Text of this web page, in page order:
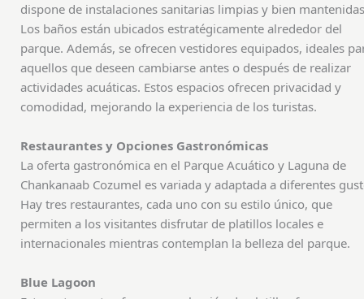
dispone de instalaciones sanitarias limpias y bien
Los baños están ubicados estratégicamente alrededor del
parque. Además, se ofrecen vestidores equipados, ideales
aquellos que deseen cambiarse antes o después de realizar
actividades acuáticas. Estos espacios ofrecen privacidad y
comodidad, mejorando la experiencia de los turistas.
Restaurantes y Opciones Gastronómicas
La oferta gastronómica en el Parque Acuático y Laguna de
Chankanaab Cozumel es variada y adaptada a diferentes
Hay tres restaurantes, cada uno con su estilo único, que
permiten a los visitantes disfrutar de platillos locales e
internacionales mientras contemplan la belleza del parque.
Blue Lagoon